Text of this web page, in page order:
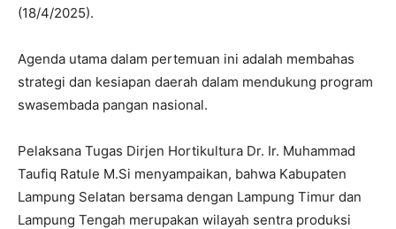
(18/4/2025).
Agenda utama dalam pertemuan ini adalah membahas
strategi dan kesiapan daerah dalam mendukung program
swasembada pangan nasional.
Pelaksana Tugas Dirjen Hortikultura Dr. Ir. Muhammad
Taufiq Ratule M.Si menyampaikan, bahwa Kabupaten
Lampung Selatan bersama dengan Lampung Timur dan
Lampung Tengah merupakan wilayah sentra produksi